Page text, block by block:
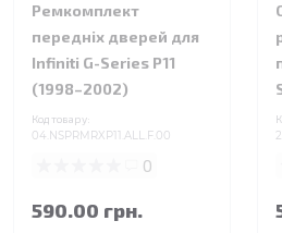
Ремкомплект
передніх дверей для
Infiniti G-Series P11
(1998–2002)
Код товару:
04.NSPRMRXP11.ALL.F.00
0
590.00 грн.